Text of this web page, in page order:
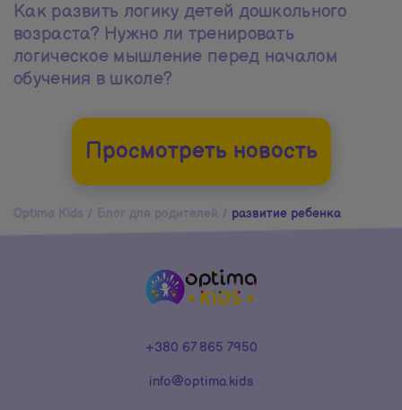
Как развить логику детей дошкольного
возраста? Нужно ли тренировать
логическое мышление перед началом
обучения в школе?
Просмотреть новость
развитие ребенка
+380 67 865 7950
info@optima.kids